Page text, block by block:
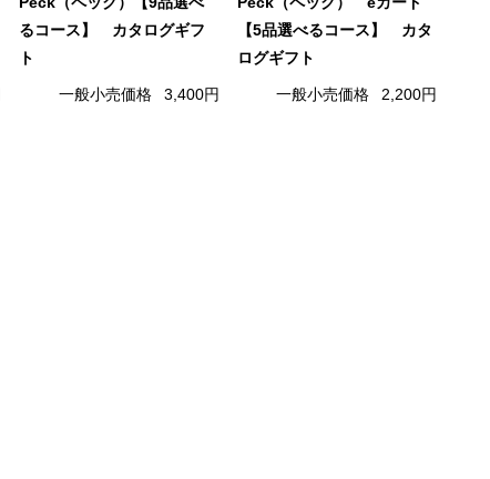
るコース】 カタログギフ
ト
一般小売価格 3,400円
【5品選べるコース】 カタ
ログギフト
一般小売価格 2,200円